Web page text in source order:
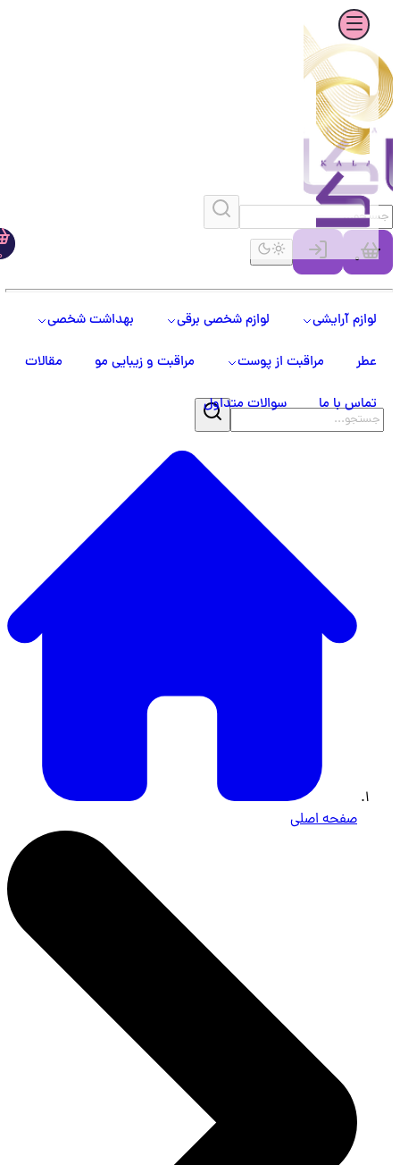
0
لوازم آرایشی لوازم شخصی برقی بهداشت شخصی
مراقبت از پوست مراقبت و زیبایی مو مقالات
تماس با ما سوالات متداول
صفحه اصلی